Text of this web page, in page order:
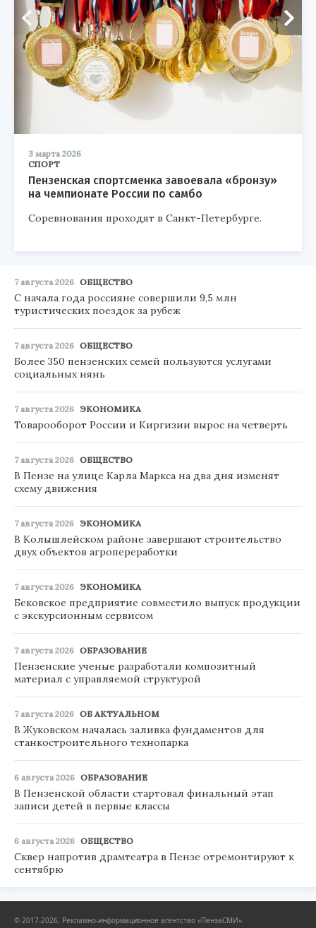
3 марта 2026
СПОРТ
Пензенская спортсменка завоевала «бронзу»
на чемпионате России по самбо
Соревнования проходят в Санкт-Петербурге.
7 августа 2026 ОБЩЕСТВО
С начала года россияне совершили 9,5 млн
туристических поездок за рубеж
7 августа 2026 ОБЩЕСТВО
Более 350 пензенских семей пользуются услугами
социальных нянь
7 августа 2026 ЭКОНОМИКА
Товарооборот России и Киргизии вырос на четверть
7 августа 2026 ОБЩЕСТВО
В Пензе на улице Карла Маркса на два дня изменят
схему движения
7 августа 2026 ЭКОНОМИКА
В Колышлейском районе завершают строительство
двух объектов агропереработки
7 августа 2026 ЭКОНОМИКА
Бековское предприятие совместило выпуск продукции
с экскурсионным сервисом
7 августа 2026 ОБРАЗОВАНИЕ
Пензенские ученые разработали композитный
материал с управляемой структурой
7 августа 2026 ОБ АКТУАЛЬНОМ
В Жуковском началась заливка фундаментов для
станкостроительного технопарка
6 августа 2026 ОБРАЗОВАНИЕ
В Пензенской области стартовал финальный этап
записи детей в первые классы
6 августа 2026 ОБЩЕСТВО
Сквер напротив драмтеатра в Пензе отремонтируют к
сентябрю
© 2017-2026, Рекламно-информационное агентство «ПензаСМИ».